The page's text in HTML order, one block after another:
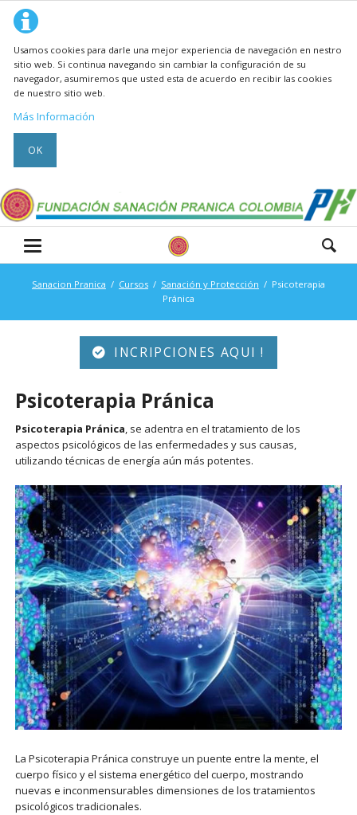
Usamos cookies para darle una mejor experiencia de navegación en nestro
sitio web. Si continua navegando sin cambiar la configuración de su
navegador, asumiremos que usted esta de acuerdo en recibir las cookies
de nuestro sitio web.
Más Información
OK
Sanacion Pranica Cursos Sanación y Protección
Psicoterapia
Pránica
INCRIPCIONES AQUI !
Psicoterapia Pránica
Psicoterapia Pránica, se adentra en el tratamiento de los
aspectos psicológicos de las enfermedades y sus causas,
utilizando técnicas de energía aún más potentes.
La Psicoterapia Pránica construye un puente entre la mente, el
cuerpo físico y el sistema energético del cuerpo, mostrando
nuevas e inconmensurables dimensiones de los tratamientos
psicológicos tradicionales.